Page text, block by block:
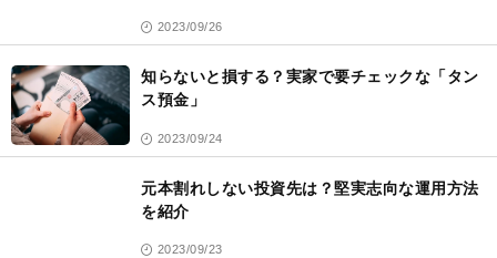
2023/09/26
知らないと損する？実家で要チェックな「タン
ス預金」
2023/09/24
元本割れしない投資先は？堅実志向な運用方法
を紹介
2023/09/23